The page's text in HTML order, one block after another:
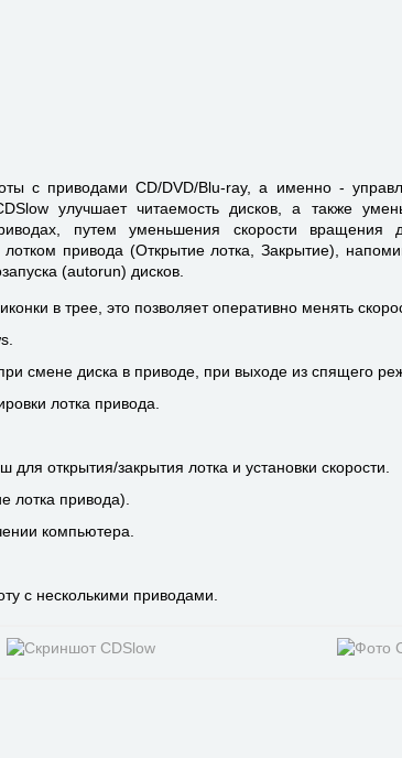
с приводами CD/DVD/Blu-ray, а именно -
улучшает читаемость дисков, а также
путем уменьшения скорости вращения
привода (Открытие лотка, Закрытие),
(autorun) дисков.
в трее, это позволяет оперативно менять
смене диска в приводе, при выходе из спящего
лотка привода.
открытия/закрытия лотка и установки скорости.
лотка привода).
компьютера.
с несколькими приводами.